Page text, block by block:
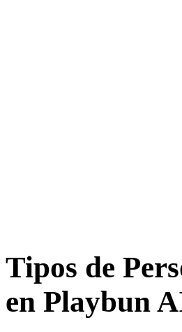
Tipos de
en Playbun